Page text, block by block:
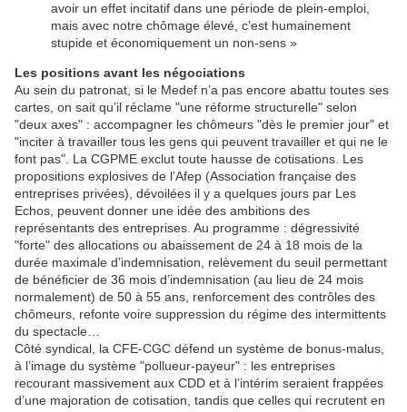
avoir un effet incitatif dans une période de plein-emploi,
mais avec notre chômage élevé, c’est humainement
stupide et économiquement un non-sens »
Les positions avant les négociations
Au sein du patronat, si le Medef n’a pas encore abattu toutes ses
cartes, on sait qu’il réclame "une réforme structurelle" selon
"deux axes" : accompagner les chômeurs "dès le premier jour" et
"inciter à travailler tous les gens qui peuvent travailler et qui ne le
font pas". La CGPME exclut toute hausse de cotisations. Les
propositions explosives de l’Afep (Association française des
entreprises privées), dévoilées il y a quelques jours par Les
Echos, peuvent donner une idée des ambitions des
représentants des entreprises. Au programme : dégressivité
"forte" des allocations ou abaissement de 24 à 18 mois de la
durée maximale d’indemnisation, relèvement du seuil permettant
de bénéficier de 36 mois d’indemnisation (au lieu de 24 mois
normalement) de 50 à 55 ans, renforcement des contrôles des
chômeurs, refonte voire suppression du régime des intermittents
du spectacle…
Côté syndical, la CFE-CGC défend un système de bonus-malus,
à l’image du système "pollueur-payeur" : les entreprises
recourant massivement aux CDD et à l’intérim seraient frappées
d’une majoration de cotisation, tandis que celles qui recrutent en